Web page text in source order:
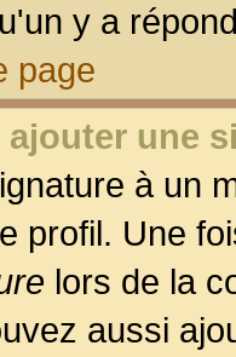
y a
page
une
à un
profil. Une
lors de la
aussi